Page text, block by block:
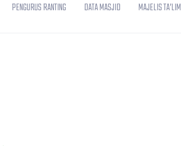
PENGURUS RANTING DATA MASJID MAJELIS TA’LIM